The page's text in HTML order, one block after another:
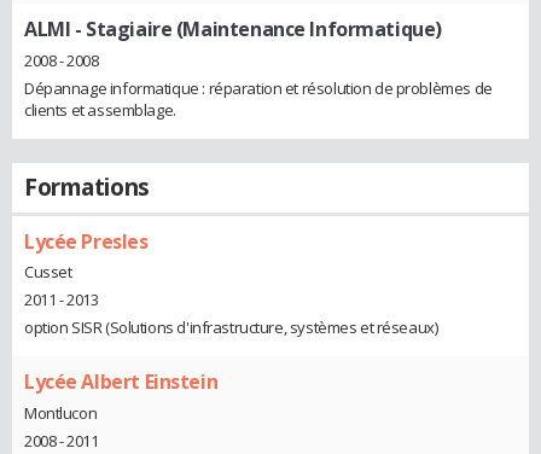
ALMI - Stagiaire (Maintenance Informatique)
2008 - 2008
Dépannage informatique : réparation et résolution de problèmes de
clients et assemblage.
Formations
Lycée Presles
Cusset
2011 - 2013
option SISR (Solutions d'infrastructure, systèmes et réseaux)
Lycée Albert Einstein
Montlucon
2008 - 2011